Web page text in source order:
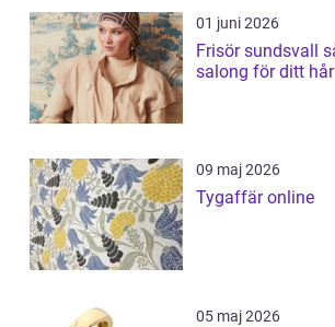
01 juni 2026
Frisör sundsvall så hittar du rätt
salong för ditt hår
09 maj 2026
Tygaffär online
05 maj 2026